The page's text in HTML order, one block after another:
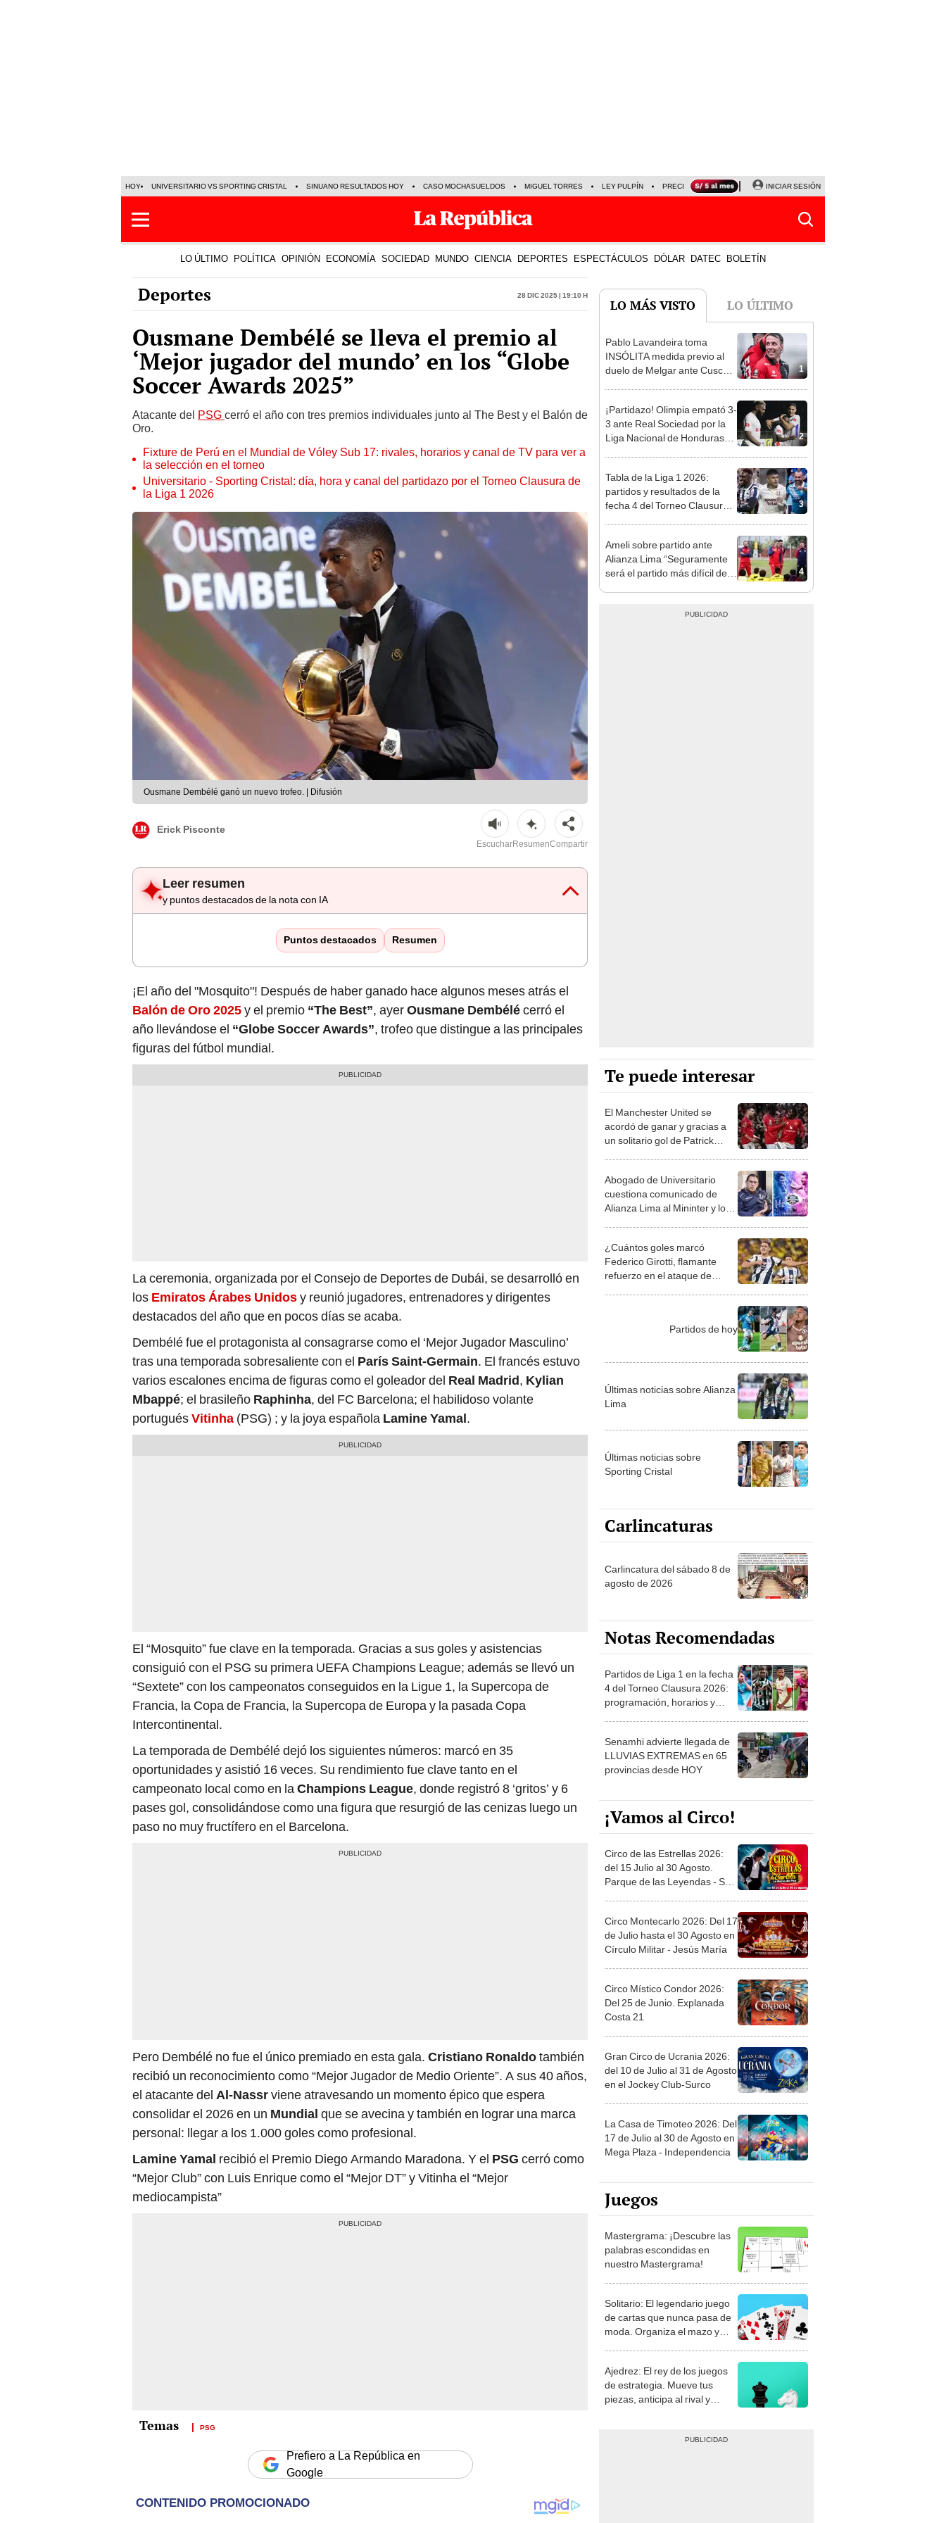
HOY UNIVERSITARIO VS SPORTING CRISTAL SINUANO RESULTADOS HOY CASO MOCHASUELDOS MIGUEL TORRES LEY PULPÍN PRECIO DEL DÓLAR CORTE DE LUZ VIERNES 7 DE AGOSTO
INICIAR SESIÓN
LO ÚLTIMO POLÍTICA OPINIÓN ECONOMÍA SOCIEDAD MUNDO CIENCIA DEPORTES ESPECTÁCULOS DÓLAR DATEC BOLETÍN
Deportes 28 Dic 2025 | 19:10 h
Ousmane Dembélé se lleva el premio al
‘Mejor jugador del mundo’ en los “Globe
Soccer Awards 2025”
Atacante del PSG cerró el año con tres premios individuales junto al The Best y el Balón de
Oro.
Fixture de Perú en el Mundial de Vóley Sub 17: rivales, horarios y canal de TV para ver a
la selección en el torneo
Universitario - Sporting Cristal: día, hora y canal del partidazo por el Torneo Clausura de
la Liga 1 2026
Ousmane Dembélé ganó un nuevo trofeo. | Difusión
Erick Pisconte
EscucharResumenCompartir
Leer resumen
y puntos destacados de la nota con IA
Puntos destacados Resumen
¡El año del "Mosquito"! Después de haber ganado hace algunos meses atrás el
Balón de Oro 2025y el premio “The Best”, ayerOusmane Dembélécerró el
año llevándose el “Globe Soccer Awards”, trofeo que distingue a las principales
figuras del fútbol mundial.
La ceremonia, organizada por el Consejo de Deportes de Dubái, se desarrolló en
los Emiratos Árabes Unidosy reunió jugadores, entrenadores y dirigentes
destacados del año que en pocos días se acaba.
Dembélé fue el protagonista al consagrarse como el ‘Mejor Jugador Masculino’
tras una temporada sobresaliente con el París Saint-Germain. El francés estuvo
varios escalones encima de figuras como el goleador del Real Madrid, Kylian
Mbappé; el brasileño Raphinha, del FC Barcelona; el habilidoso volante
portuguésVitinha (PSG) ; y la joya española Lamine Yamal.
El “Mosquito” fue clave en la temporada. Gracias a sus goles y asistencias
consiguió con el PSG su primera UEFA Champions League; además se llevó un
“Sextete” con los campeonatos conseguidos en la Ligue 1, la Supercopa de
Francia, la Copa de Francia, la Supercopa de Europa y la pasada Copa
Intercontinental.
La temporada de Dembélé dejó los siguientes números: marcó en 35
oportunidades y asistió 16 veces. Su rendimiento fue clave tanto en el
campeonato local como en laChampions League, donde registró 8 ‘gritos’ y 6
pases gol, consolidándose como una figura que resurgió de las cenizas luego un
paso no muy fructífero en el Barcelona.
Pero Dembélé no fue el único premiado en esta gala. Cristiano Ronaldotambién
recibió un reconocimiento como “Mejor Jugador de Medio Oriente”. A sus 40 años,
el atacante del Al-Nassrviene atravesando un momento épico que espera
consolidar el 2026 en un Mundial que se avecina y también en lograr una marca
personal: llegar a los 1.000 goles como profesional.
Lamine Yamal recibió el Premio Diego Armando Maradona. Y el PSG cerró como
“Mejor Club” con Luis Enrique como el “Mejor DT” y Vitinha el “Mejor
mediocampista”
PSG
Prefiero a La República en
Google
LO MÁS VISTO LO ÚLTIMO
1
Pablo Lavandeira toma
INSÓLITA medida previo al
duelo de Melgar ante Cusco
2
¡Partidazo! Olimpia empató 3-
3 ante Real Sociedad por la
Liga Nacional de Honduras
3
Tabla de la Liga 1 2026:
partidos y resultados de la
fecha 4 del Torneo Clausura y
4
Ameli sobre partido ante
Alianza Lima “Seguramente
será el partido más difícil de la
Te puede interesar
El Manchester United se
acordó de ganar y gracias a
un solitario gol de Patrick
Abogado de Universitario
cuestiona comunicado de
Alianza Lima al Mininter y lo
¿Cuántos goles marcó
Federico Girotti, flamante
refuerzo en el ataque de
Partidos de hoy
Últimas noticias sobre Alianza
Lima
Últimas noticias sobre
Sporting Cristal
Carlincaturas
Carlincatura del sábado 8 de
agosto de 2026
Notas Recomendadas
Partidos de Liga 1 en la fecha
4 del Torneo Clausura 2026:
programación, horarios y
Senamhi advierte llegada de
LLUVIAS EXTREMAS en 65
provincias desde HOY
¡Vamos al Circo!
Circo de las Estrellas 2026:
del 15 Julio al 30 Agosto.
Parque de las Leyendas - San
Circo Montecarlo 2026: Del 17
de Julio hasta el 30 Agosto en
Círculo Militar - Jesús María
Circo Místico Condor 2026:
Del 25 de Junio. Explanada
Costa 21
Gran Circo de Ucrania 2026:
del 10 de Julio al 31 de Agosto
en el Jockey Club-Surco
La Casa de Timoteo 2026: Del
17 de Julio al 30 de Agosto en
Mega Plaza - Independencia
Juegos
Mastergrama: ¡Descubre las
palabras escondidas en
nuestro Mastergrama!
Solitario: El legendario juego
de cartas que nunca pasa de
moda. Organiza el mazo y
Ajedrez: El rey de los juegos
de estrategia. Mueve tus
piezas, anticipa al rival y